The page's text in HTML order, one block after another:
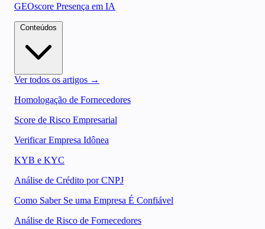
GEOscore Presença em IA
Ver todos os artigos →
Homologação de Fornecedores
Score de Risco Empresarial
Verificar Empresa Idônea
KYB e KYC
Análise de Crédito por CNPJ
Como Saber Se uma Empresa É Confiável
Análise de Risco de Fornecedores